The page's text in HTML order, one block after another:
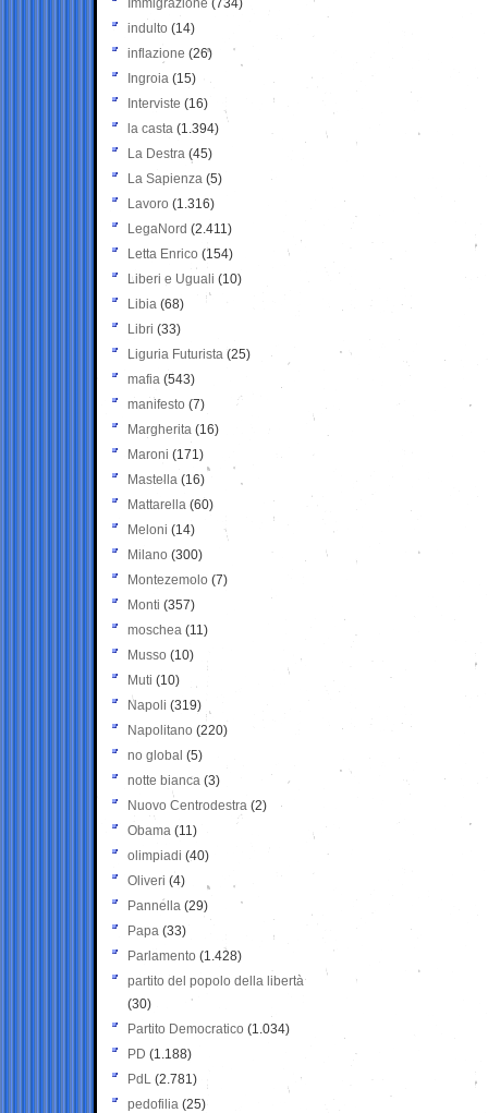
Immigrazione (734)
indulto (14)
inflazione (26)
Ingroia (15)
Interviste (16)
la casta (1.394)
La Destra (45)
La Sapienza (5)
Lavoro (1.316)
LegaNord (2.411)
Letta Enrico (154)
Liberi e Uguali (10)
Libia (68)
Libri (33)
Liguria Futurista (25)
mafia (543)
manifesto (7)
Margherita (16)
Maroni (171)
Mastella (16)
Mattarella (60)
Meloni (14)
Milano (300)
Montezemolo (7)
Monti (357)
moschea (11)
Musso (10)
Muti (10)
Napoli (319)
Napolitano (220)
no global (5)
notte bianca (3)
Nuovo Centrodestra (2)
Obama (11)
olimpiadi (40)
Oliveri (4)
Pannella (29)
Papa (33)
Parlamento (1.428)
partito del popolo della libertà
(30)
Partito Democratico (1.034)
PD (1.188)
PdL (2.781)
pedofilia (25)